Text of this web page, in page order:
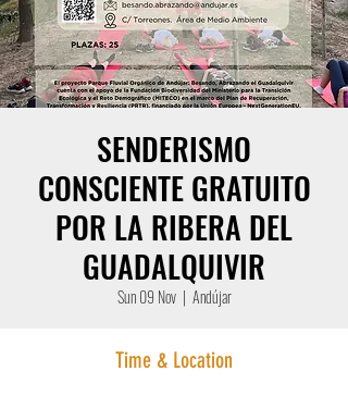
SENDERISMO
CONSCIENTE GRATUITO
POR LA RIBERA DEL
GUADALQUIVIR
Sun 09 Nov
  |
Andújar
Time & Location